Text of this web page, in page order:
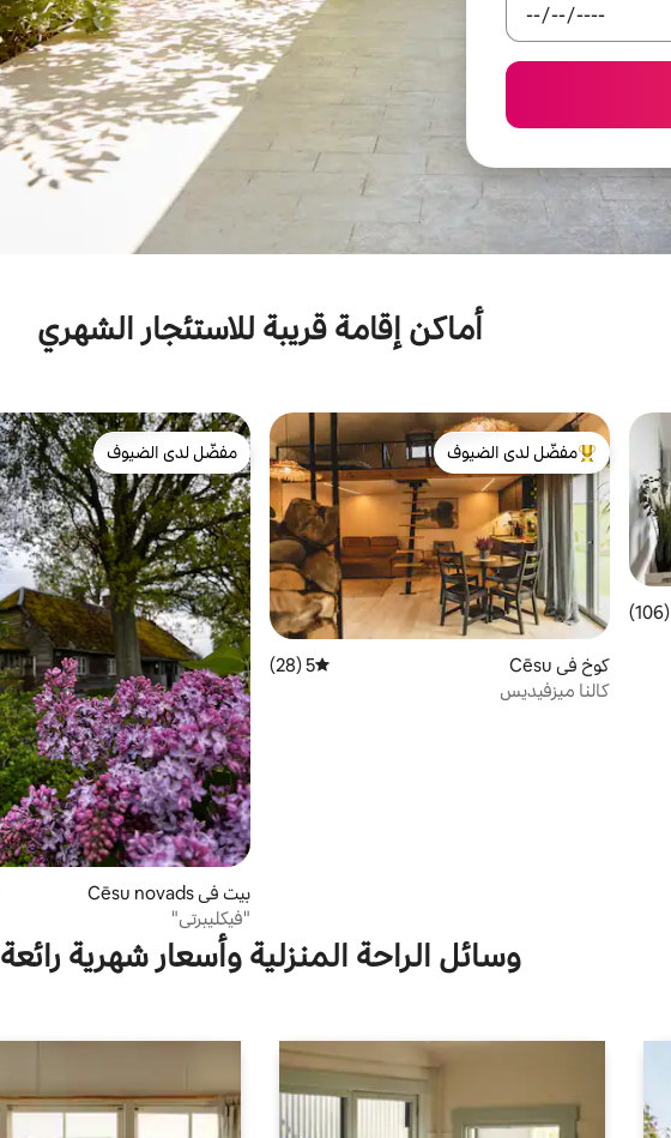
أماكن إقامة قريبة للاستئجار الشهري
5، 106 مراجعات
من أبرز البيوت المفضّلة لدى الضيوف
مفضّل لدى الضيوف
كوخ في Cēsu متوسط التقييم 5 من 5، 28 مراجعات
5 (28)
كالنا ميزفيديس
مفضّل لدى الضيوف
مفضّل لدى الضيوف
بيت في Cēsu novads
"فيكليبرتي"
وسائل الراحة المنزلية وأسعار شهرية رائعة